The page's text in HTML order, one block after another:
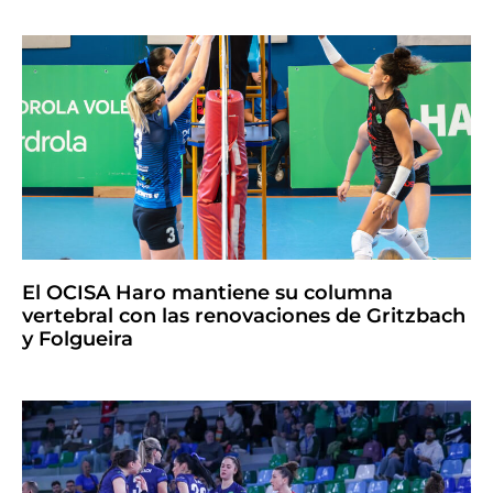
El OCISA Haro mantiene su columna
vertebral con las renovaciones de Gritzbach
y Folgueira